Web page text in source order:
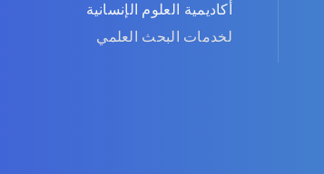
أكاديمية العلوم الإنسانية
لخدمات البحث العلمي